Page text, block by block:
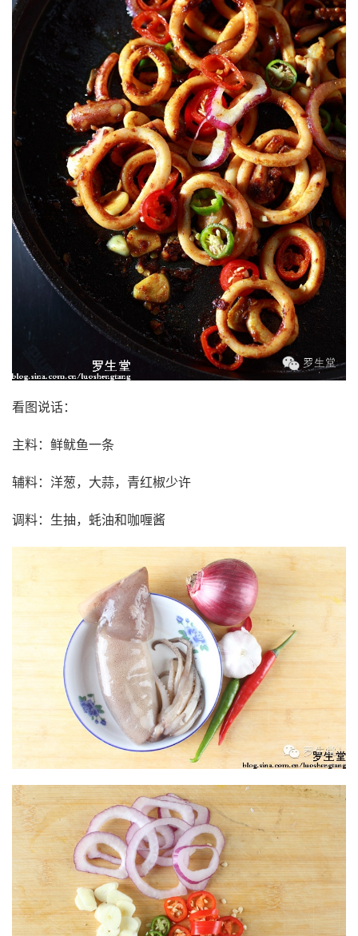
看图说话：
主料：鲜鱿鱼一条
辅料：洋葱，大蒜，青红椒少许
调料：生抽，蚝油和咖喱酱